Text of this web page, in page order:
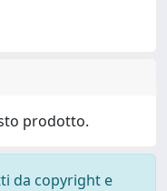
prodotto.
da copyright e